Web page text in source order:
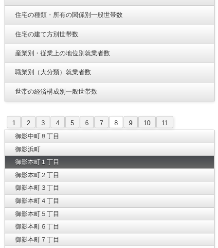
住宅の種類・所有の関係別一般世帯数
住宅の建て方別世帯数
産業別・従業上の地位別就業者数
職業別（大分類）就業者数
世帯の経済構成別一般世帯数
1 2 3 4 5 6 7 8 9 10
11
御影中町８丁目
御影浜町
御影本町１丁目
御影本町２丁目
御影本町３丁目
御影本町４丁目
御影本町５丁目
御影本町６丁目
御影本町７丁目